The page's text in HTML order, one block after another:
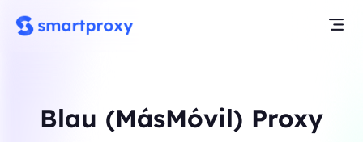
Blau (MásMóvil) Proxy